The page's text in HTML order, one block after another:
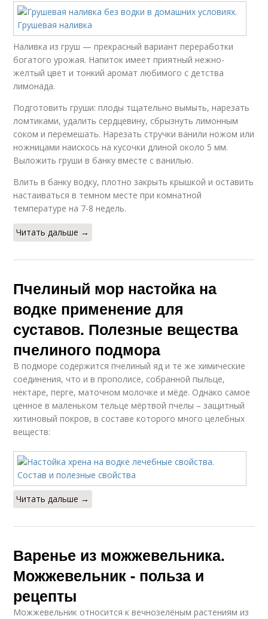
Наливка из груш — прекрасный вариант переработки
богатого урожая. Напиток имеет приятный нежно-
желтый цвет и тонкий аромат любимого с детства
лимонада.
Подготовить груши: плоды тщательно вымыть, нарезать
ломтиками, удалить сердцевину, сбрызнуть лимонным
соком и перемешать. Нарезать стручки ванили ножом или
ножницами наискось на кусочки длиной около 5 мм.
Выложить груши в банку вместе с ванилью.
Влить в банку водку, плотно закрыть крышкой и оставить
настаиваться в темном месте при комнатной
температуре на 7-8 недель.
Читать дальше →
Пчелиный мор настойка на
водке применение для
суставов. Полезные вещества
пчелиного подмора
В подморе содержится пчелиный яд и те же химические
соединения, что и в прополисе, собранной пыльце,
нектаре, перге, маточном молочке и мёде. Однако самое
ценное в маленьком тельце мёртвой пчелы – защитный
хитиновый покров, в составе которого много целебных
веществ:
Читать дальше →
Варенье из можжевельника.
Можжевельник - польза и
рецепты
Можжевельник относится к вечнозелёным растениям из